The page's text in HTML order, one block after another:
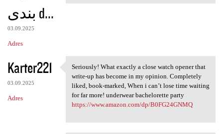
بندی d...
03.09.2025
Adres
Karter221
03.09.2025
Adres
Seriously! What exactly a
Seriously! What exactly a close watch opener that
write-up has become in my opinion. Completely
liked, book-marked, When i can’t lose time waiting
for far more! underwear bachelorette party
https://www.amazon.com/dp/B0FG24GNMQ